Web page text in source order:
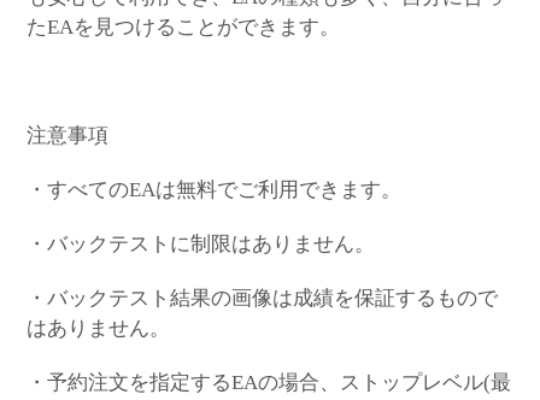
たEAを見つけることができます。
注意事項
・すべてのEAは無料でご利用できます。
・バックテストに制限はありません。
・バックテスト結果の画像は成績を保証するもので
はありません。
・予約注文を指定するEAの場合、ストップレベル(最